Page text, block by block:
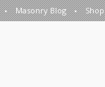
Masonry Blog Shop